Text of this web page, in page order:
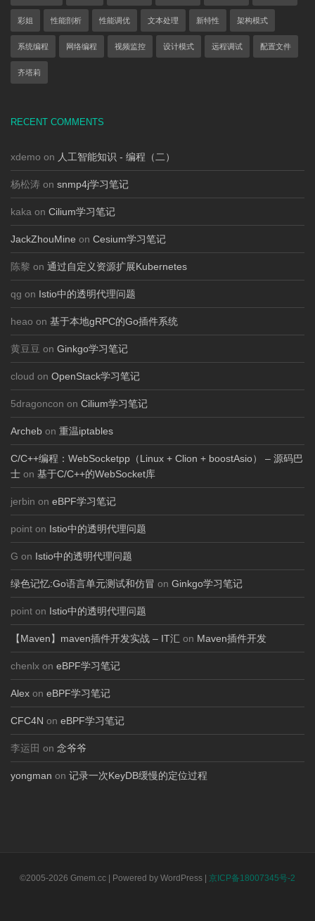
彩姐 性能剖析 性能调优 文本处理 新特性 架构模式
系统编程 网络编程 视频监控 设计模式 远程调试 配置文件
齐塔莉
RECENT COMMENTS
xdemo on 人工智能知识 - 编程（二）
杨松涛 on snmp4j学习笔记
kaka on Cilium学习笔记
JackZhouMine on Cesium学习笔记
陈黎 on 通过自定义资源扩展Kubernetes
qg on Istio中的透明代理问题
heao on 基于本地gRPC的Go插件系统
黄豆豆 on Ginkgo学习笔记
cloud on OpenStack学习笔记
5dragoncon on Cilium学习笔记
Archeb on 重温iptables
C/C++编程：WebSocketpp（Linux + Clion + boostAsio） – 源码巴
士 on 基于C/C++的WebSocket库
jerbin on eBPF学习笔记
point on Istio中的透明代理问题
G on Istio中的透明代理问题
绿色记忆:Go语言单元测试和仿冒 on Ginkgo学习笔记
point on Istio中的透明代理问题
【Maven】maven插件开发实战 – IT汇 on Maven插件开发
chenlx on eBPF学习笔记
Alex on eBPF学习笔记
CFC4N on eBPF学习笔记
李运田 on 念爷爷
yongman on 记录一次KeyDB缓慢的定位过程
©2005-2026 Gmem.cc | Powered by WordPress | 京ICP备18007345号-2